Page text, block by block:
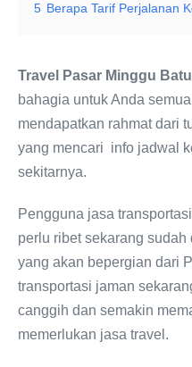
5 Berapa Tarif Perjalanan
Travel Pasar Minggu
bahagia untuk Anda
mendapatkan rahmat dari
yang mencari info jadwal
sekitarnya.
Pengguna jasa
perlu ribet sekarang
yang akan bepergian dari
transportasi jaman
canggih dan semakin
memerlukan jasa travel.